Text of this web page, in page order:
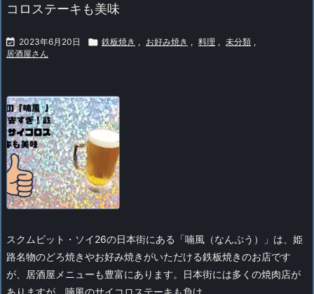
コロステーキも美味
 2023年6月20日  鉄板焼き , お好み焼き , 料理 , 未分類 ,
居酒屋さん
スクムビット・ソイ26の日本街にある「喃風（なんぷう）」は、姫
路名物のどろ焼きやお好み焼きがいただける鉄板焼きのお店です
が、居酒屋メニューも豊富にあります。
日本街には多くの焼肉店が
ありますが、喃風のサイコロステーキも負け ...